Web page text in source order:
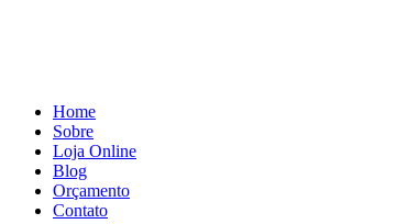
Home
Sobre
Loja Online
Blog
Orçamento
Contato